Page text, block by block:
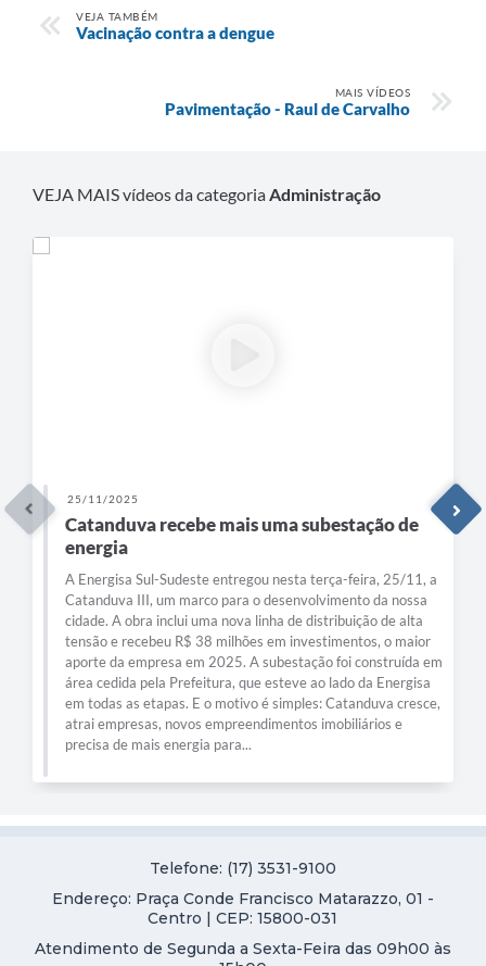
VEJA TAMBÉM
Vacinação contra a dengue
MAIS VÍDEOS
Pavimentação - Raul de Carvalho
VEJA MAIS vídeos da categoria Administração
25/11/2025
Catanduva recebe mais uma subestação de
energia
A Energisa Sul-Sudeste entregou nesta terça-feira, 25/11, a
Catanduva III, um marco para o desenvolvimento da nossa
cidade. A obra inclui uma nova linha de distribuição de alta
tensão e recebeu R$ 38 milhões em investimentos, o maior
aporte da empresa em 2025. A subestação foi construída em
área cedida pela Prefeitura, que esteve ao lado da Energisa
em todas as etapas. E o motivo é simples: Catanduva cresce,
atrai empresas, novos empreendimentos imobiliários e
precisa de mais energia para...
Telefone: (17) 3531-9100
Endereço: Praça Conde Francisco Matarazzo, 01 -
Centro | CEP: 15800-031
Atendimento de Segunda a Sexta-Feira das 09h00 às